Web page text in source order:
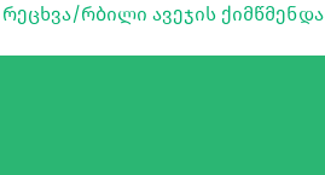
რეცხვა/რბილი ავეჯის ქიმწმენდა